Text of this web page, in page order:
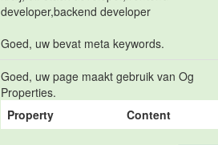
developer,backend developer
Goed, uw bevat meta keywords.
Goed, uw page maakt gebruik van Og
Properties.
Property
Content